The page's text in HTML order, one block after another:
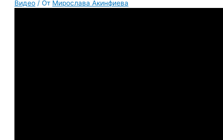
Видео / От Мирослава Акинфиева